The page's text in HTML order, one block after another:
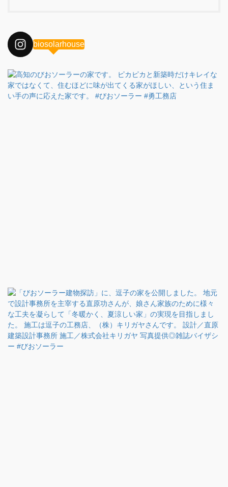
biosolarhouse